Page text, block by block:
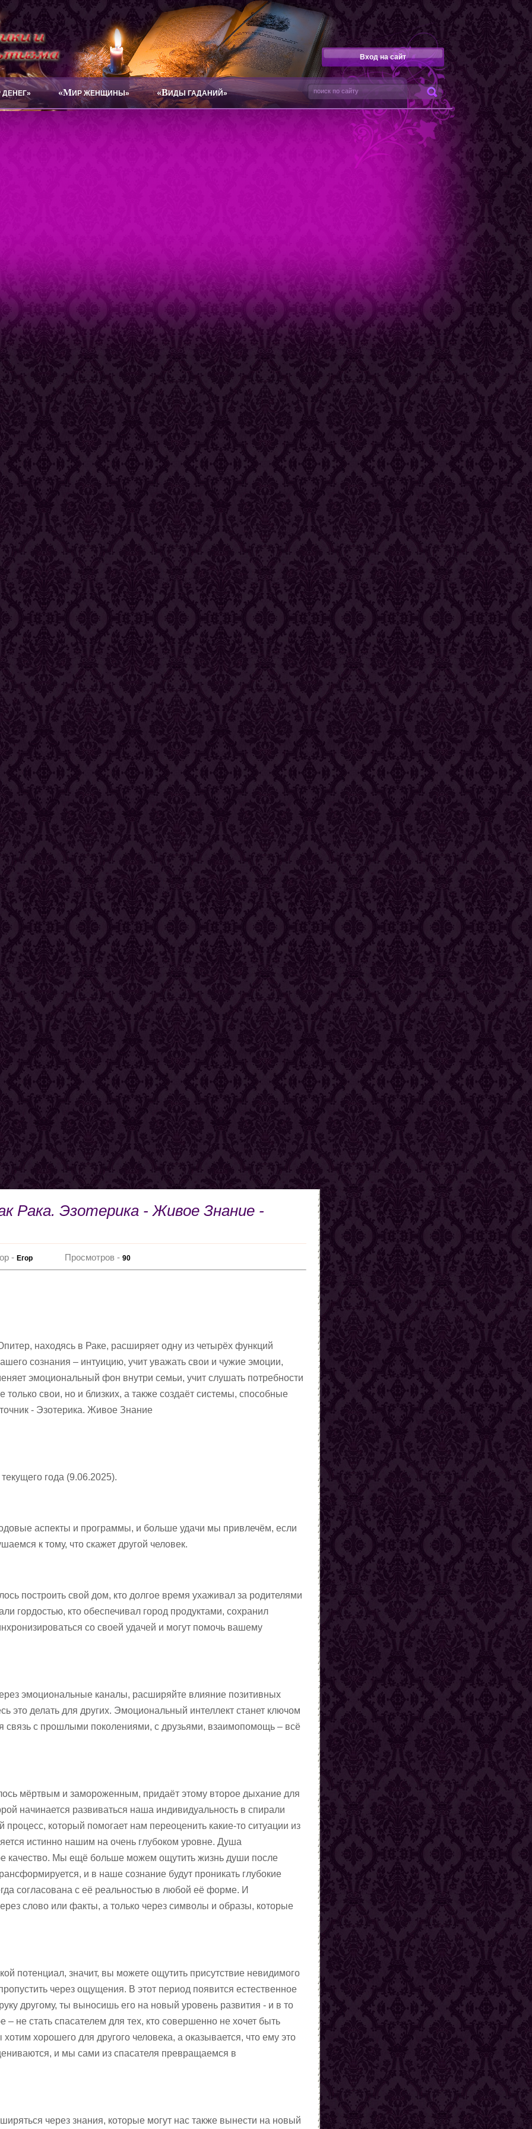
Вход на сайт
ДЕНЕГ» «МИР ЖЕНЩИНЫ» «ВИДЫ ГАДАНИЙ»
Рака. Эзотерика - Живое Знание -
-Егор Просмотров -90
находясь в Раке, расширяет одну из четырёх функций
сознания – интуицию, учит уважать свои и чужие эмоции,
эмоциональный фон внутри семьи, учит слушать потребности
только свои, но и близких, а также создаёт системы, способные
- Эзотерика. Живое Знание
года (9.06.2025).
аспекты и программы, и больше удачи мы привлечём, если
к тому, что скажет другой человек.
построить свой дом, кто долгое время ухаживал за родителями
гордостью, кто обеспечивал город продуктами, сохранил
со своей удачей и могут помочь вашему
эмоциональные каналы, расширяйте влияние позитивных
это делать для других. Эмоциональный интеллект станет ключом
связь с прошлыми поколениями, с друзьями, взаимопомощь – всё
мёртвым и замороженным, придаёт этому второе дыхание для
начинается развиваться наша индивидуальность в спирали
который помогает нам переоценить какие-то ситуации из
истинно нашим на очень глубоком уровне. Душа
качество. Мы ещё больше можем ощутить жизнь души после
и в наше сознание будут проникать глубокие
согласована с её реальностью в любой её форме. И
слово или факты, а только через символы и образы, которые
потенциал, значит, вы можете ощутить присутствие невидимого
через ощущения. В этот период появится естественное
другому, ты выносишь его на новый уровень развития - и в то
не стать спасателем для тех, кто совершенно не хочет быть
хорошего для другого человека, а оказывается, что ему это
и мы сами из спасателя превращаемся в
через знания, которые могут нас также вынести на новый